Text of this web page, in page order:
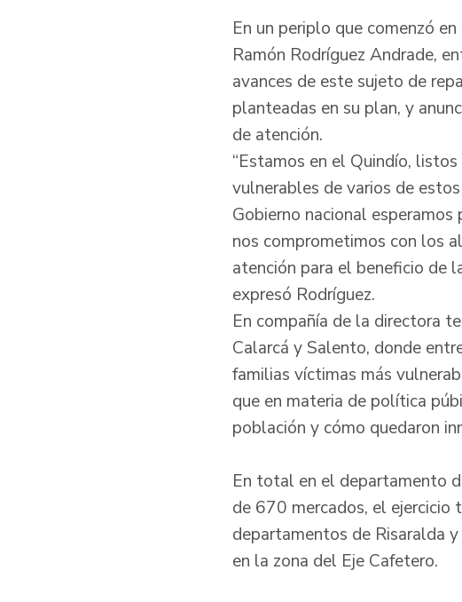
En un periplo que comenzó
Ramón Rodríguez Andrade,
avances de este sujeto de
planteadas en su plan, y
de atención.
“Estamos en el Quindío,
vulnerables de varios de
Gobierno nacional
nos comprometimos con los
atención para el beneficio de
expresó Rodríguez.
En compañía de la directora
Calarcá y Salento, donde
familias víctimas más
que en materia de política
población y cómo quedaron
En total en el departamento
de 670 mercados, el ejercicio
departamentos de Risaralda
en la zona del Eje Cafetero.